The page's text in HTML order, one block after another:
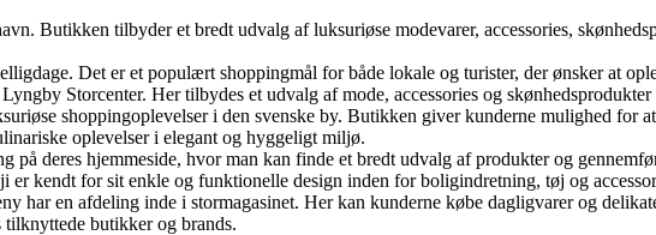
Butikken tilbyder et bredt udvalg af luksuriøse modevarer, accessories,
Det er et populært shoppingmål for både lokale og turister, der ønsker at
Storcenter. Her tilbydes et udvalg af mode, accessories og skønhedsprodukter
shoppingoplevelser i den svenske by. Butikken giver kunderne mulighed for
oplevelser i elegant og hyggeligt miljø.
deres hjemmeside, hvor man kan finde et bredt udvalg af produkter og
kendt for sit enkle og funktionelle design inden for boligindretning, tøj og
har en afdeling inde i stormagasinet. Her kan kunderne købe dagligvarer og
butikker og brands.